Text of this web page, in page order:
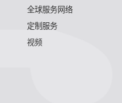
全球服务网络
定制服务
视频